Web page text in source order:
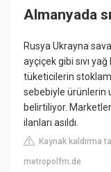
Almanyada
Rusya Ukrayna
ayçiçek gibi sıvı
tüketicilerin
sebebiyle ürünlerin
belirtiliyor.
ilanları asıldı.
Kaynak kaldırma
metropolfm.de